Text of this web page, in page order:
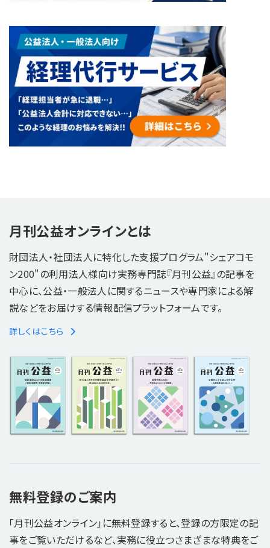
月刊公益オンラインとは
財団法人・社団法人に特化した支援プログラム"シェアコモ
ン200"の利用法人様向け実務専門誌『月刊公益』の記事を
中心に、公益・一般法人に関するニュースや専門家による解
説などをお届けする情報配信プラットフォームです。
詳しくはこちら
無料登録のご案内
「月刊公益オンライン」に無料登録すると、登録の方限定の記
事をご覧いただけるなど、実務に役立つさまざまな特典をご